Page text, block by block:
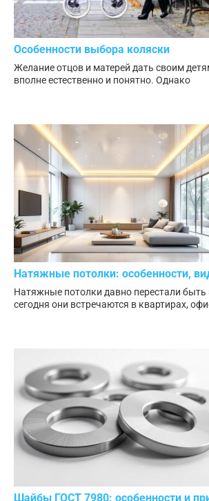
Особенности выбора коляски
Желание отцов и матерей дать своим
вполне естественно и понятно. Однако
Натяжные потолки: особенности,
Натяжные потолки давно перестали
сегодня они встречаются в квартирах,
Шайбы ГОСТ 7980: особенности и